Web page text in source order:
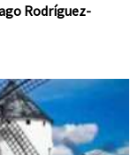
Rodríguez-